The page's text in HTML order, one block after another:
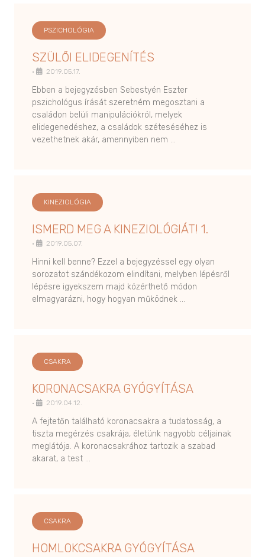
PSZICHOLÓGIA
SZÜLŐI ELIDEGENÍTÉS
• 2019.05.17.
Ebben a bejegyzésben Sebestyén Eszter
pszichológus írását szeretném megosztani a
családon belüli manipulációkról, melyek
elidegenedéshez, a családok széteséséhez is
vezethetnek akár, amennyiben nem …
KINEZIOLÓGIA
ISMERD MEG A KINEZIOLÓGIÁT! 1.
• 2019.05.07.
Hinni kell benne? Ezzel a bejegyzéssel egy olyan
sorozatot szándékozom elindítani, melyben lépésről
lépésre igyekszem majd közérthető módon
elmagyarázni, hogy hogyan működnek …
CSAKRA
KORONACSAKRA GYÓGYÍTÁSA
• 2019.04.12.
A fejtetőn található koronacsakra a tudatosság, a
tiszta megérzés csakrája, életünk nagyobb céljainak
meglátója. A koronacsakrához tartozik a szabad
akarat, a test …
CSAKRA
HOMLOKCSAKRA GYÓGYÍTÁSA